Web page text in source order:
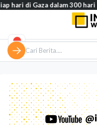
Gaza dalam 300 hari terakhir